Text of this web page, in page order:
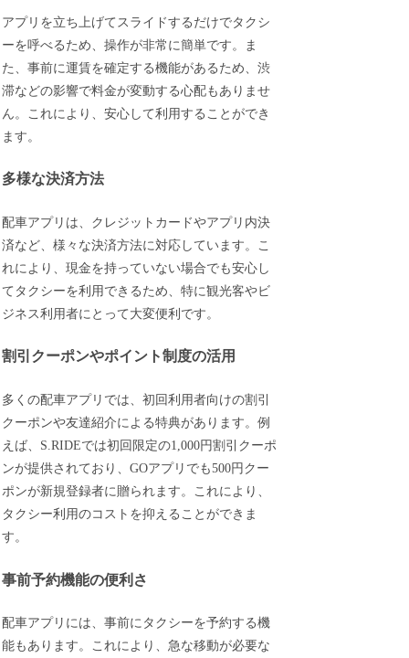
アプリを立ち上げてスライドするだけでタクシ
ーを呼べるため、操作が非常に簡単です。ま
た、事前に運賃を確定する機能があるため、渋
滞などの影響で料金が変動する心配もありませ
ん。これにより、安心して利用することができ
ます。
多様な決済方法
配車アプリは、クレジットカードやアプリ内決
済など、様々な決済方法に対応しています。こ
れにより、現金を持っていない場合でも安心し
てタクシーを利用できるため、特に観光客やビ
ジネス利用者にとって大変便利です。
割引クーポンやポイント制度の活用
多くの配車アプリでは、初回利用者向けの割引
クーポンや友達紹介による特典があります。例
えば、S.RIDEでは初回限定の1,000円割引クーポ
ンが提供されており、GOアプリでも500円クー
ポンが新規登録者に贈られます。これにより、
タクシー利用のコストを抑えることができま
す。
事前予約機能の便利さ
配車アプリには、事前にタクシーを予約する機
能もあります。これにより、急な移動が必要な